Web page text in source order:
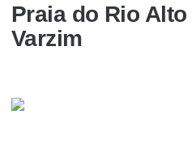
Praia do Rio
Varzim